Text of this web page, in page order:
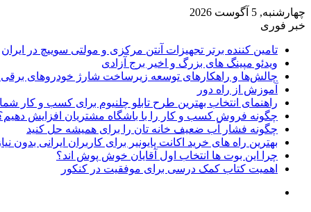
چهارشنبه, 5 آگوست 2026
خبر فوری
تامین کننده برتر تجهیزات آنتن مرکزی و مولتی سوییچ در ایران
ویدئو مپینگ های بزرگ و اخیر برج آزادی
چالش‌ها و راهکارهای توسعه زیرساخت شارژ خودروهای برقی
آموزش از راه دور
راهنمای انتخاب بهترین طرح تابلو چلنیوم برای کسب و کار شما
چگونه فروش کسب و کار را با باشگاه مشتریان افزایش
چگونه فشار آب ضعیف خانه تان را برای همیشه حل کنید
بهترین راه های خرید اکانت پایونیر برای کاربران ایرانی بدون
چرا این بوت ها انتخاب اول آقایان خوش پوش اند؟
اهمیت کتاب کمک درسی برای موفقیت در کنکور